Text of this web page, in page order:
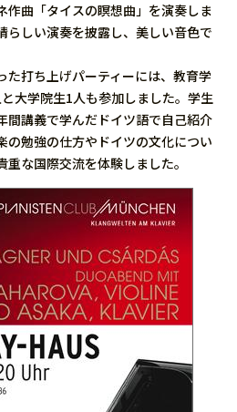
作曲「タイスの瞑想曲」を演奏しま
らしい演奏を披露し、美しい音色で
打ち上げパーティーには、教育学
大学院生1人も参加しました。学生
間講義で学んだドイツ語で自己紹介
の勉強の仕方やドイツの文化につい
な国際交流を体験しました。